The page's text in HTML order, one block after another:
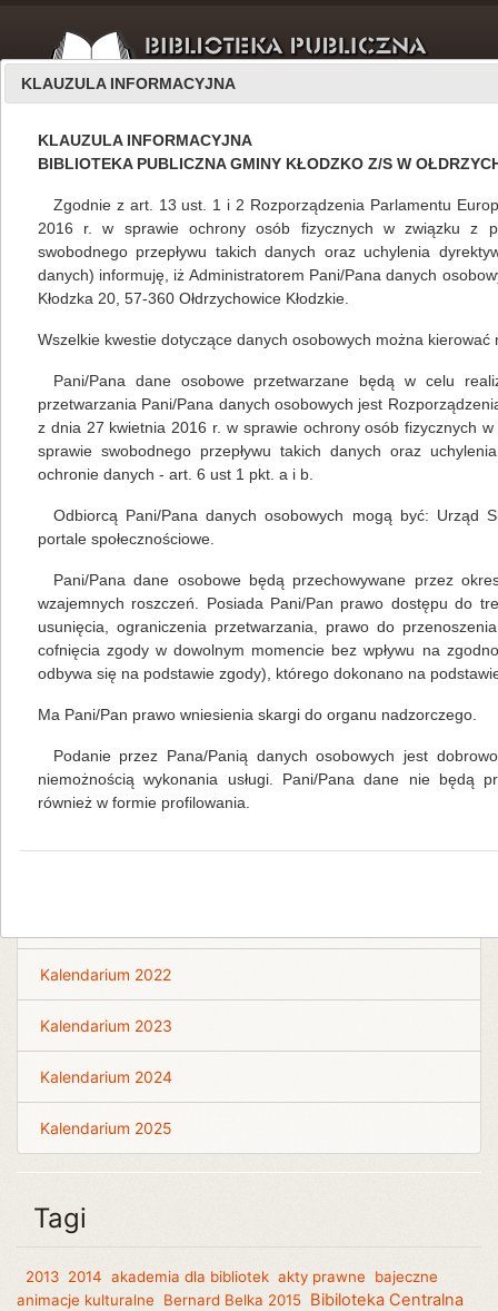
O nas lipiec 2021
Lipiec w Bibliotece Publicznej Gminy Kłodzko
Mariola Huzar, własne 01.07.2021
Na skróty
Kalendarium 2026
Biblioteka Centralna
Kalendarium 2018
Kalendarium 2022
Kalendarium 2023
Kalendarium 2024
Kalendarium 2025
Tagi
2013 2014 akademia dla bibliotek akty prawne
bajeczne
animacje kulturalne
Bernard Belka 2015 Bibiloteka Centralna
KLAUZULA INFORMACYJNA
KLAUZULA INFORMACYJNA
BIBLIOTEKA PUBLICZNA GMINY KŁODZKO Z/S W
Zgodnie z art. 13 ust. 1 i 2 Rozporządzenia Parlamentu
2016 r. w sprawie ochrony osób fizycznych w związku z
swobodnego przepływu takich danych oraz uchylenia
danych) informuję, iż Administratorem Pani/Pana danych
Kłodzka 20, 57-360 Ołdrzychowice Kłodzkie.
Wszelkie kwestie dotyczące danych osobowych można
Pani/Pana dane osobowe przetwarzane będą w celu
przetwarzania Pani/Pana danych osobowych jest
z dnia 27 kwietnia 2016 r. w sprawie ochrony osób fizycznych
sprawie swobodnego przepływu takich danych oraz
ochronie danych - art. 6 ust 1 pkt. a i b.
Odbiorcą Pani/Pana danych osobowych mogą być: Urząd
portale społecznościowe.
Pani/Pana dane osobowe będą przechowywane przez
wzajemnych roszczeń. Posiada Pani/Pan prawo dostępu do
usunięcia, ograniczenia przetwarzania, prawo do
cofnięcia zgody w dowolnym momencie bez wpływu na
odbywa się na podstawie zgody), którego dokonano na
Ma Pani/Pan prawo wniesienia skargi do organu nadzorczego.
Podanie przez Pana/Panią danych osobowych jest
niemożnością wykonania usługi. Pani/Pana dane nie będą
również w formie profilowania.